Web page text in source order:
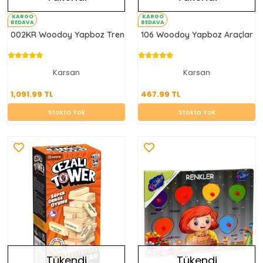
KARGO
BEDAVA
002KR Woodoy Yapboz Tren
Karsan
1,091.99 TL
1,091.99 TL
Stokta Yok
Stokta Yok
KARGO
BEDAVA
106 Woodoy Yapboz Araçlar
Karsan
467.99 TL
467.99 TL
Stokta Yok